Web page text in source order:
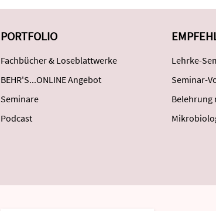
PORTFOLIO
Fachbücher & Loseblattwerke
BEHR'S...ONLINE Angebot
Seminare
Podcast
Lehrke-
Seminar-
Belehrung